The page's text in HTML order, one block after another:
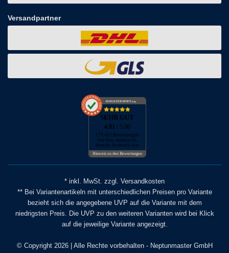
Versandpartner
AUSGEZEICHNET.org
SEHR GUT
4.91 / 5.00
173.452 Bewertungen
von hier, amazon.de,
ebay.de, facebook.com
Hinweis zu den Bewertungen
* inkl. MwSt. zzgl. Versandkosten
** Bei Variantenartikeln mit unterschiedlichen Preisen pro Variante
bezieht sich die angegebene UVP auf die Variante mit dem
niedrigsten Preis. Die UVP zu den weiteren Varianten wird bei Klick
auf die jeweilige Variante angezeigt.
© Copyright 2026 | Alle Rechte vorbehalten - Neptunmaster GmbH